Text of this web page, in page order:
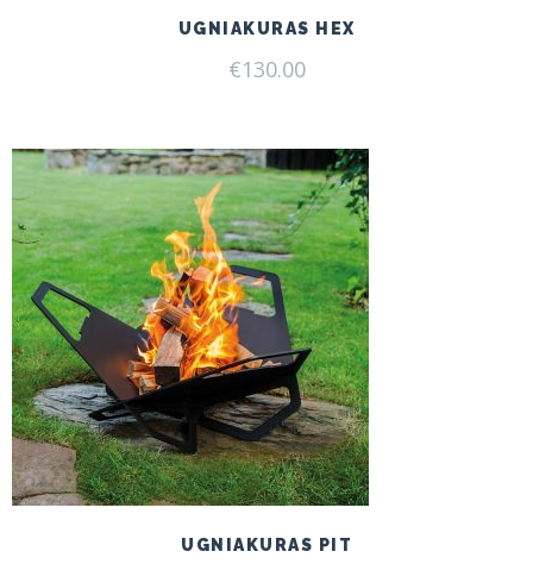
UGNIAKURAS HEX
€130.00
UGNIAKURAS PIT